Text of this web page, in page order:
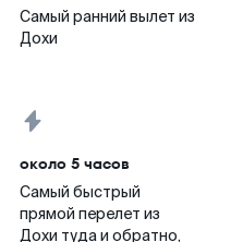
Самый ранний вылет из
Дохи
около 5 часов
Самый быстрый
прямой перелет из
Дохи туда и обратно,